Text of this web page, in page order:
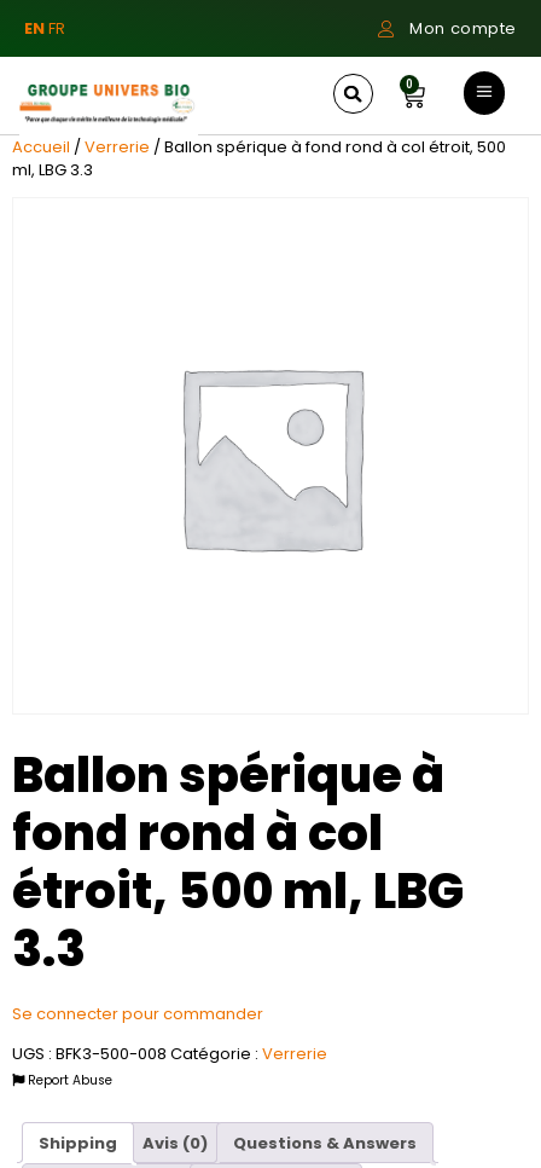
ENFR Mon compte
0
Accueil /Verrerie / Ballon spérique à fond rond à col étroit, 500
ml, LBG 3.3
Ballon spérique à
fond rond à col
étroit, 500 ml, LBG
3.3
Se connecter pour commander
UGS : BFK3-500-008 Catégorie : Verrerie
Report Abuse
Shipping Avis (0)
Questions & Answers